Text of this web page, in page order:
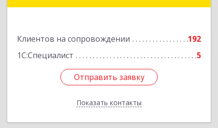
Клиентов на сопровождении
192
1С:Специалист
5
Отправить заявку
Показать контакты
Отправить заявку
Назад